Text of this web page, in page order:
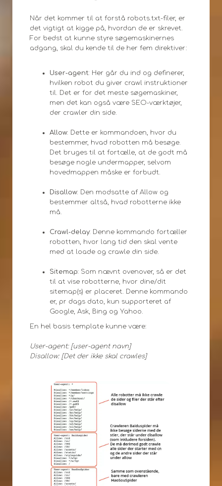
Når det kommer til at forstå robots.txt-filer, er
det vigtigt at kigge på, hvordan de er skrevet.
For bedst at kunne styre søgemaskinernes
adgang, skal du kende til de her fem direktiver:
User-agent: Her går du ind og definerer,
hvilken robot du giver crawl instruktioner
til. Det er for det meste søgemaskiner,
men det kan også være SEO-værktøjer,
der crawler din side.
Allow: Dette er kommandoen, hvor du
bestemmer, hvad robotten må besøge.
Det bruges til at fortælle, at de godt må
besøge nogle undermapper, selvom
hovedmappen måske er forbudt.
Disallow: Den modsatte af Allow og
bestemmer altså, hvad robotterne ikke
må.
Crawl-delay: Denne kommando fortæller
robotten, hvor lang tid den skal vente
med at loade og crawle din side.
Sitemap: Som nævnt ovenover, så er det
til at vise robotterne, hvor dine/dit
sitemap(s) er placeret. Denne kommando
er, pr dags dato, kun supporteret af
Google, Ask, Bing og Yahoo.
En hel basis template kunne være:
User-agent: [user-agent navn]
Disallow: [Det der ikke skal crawles]